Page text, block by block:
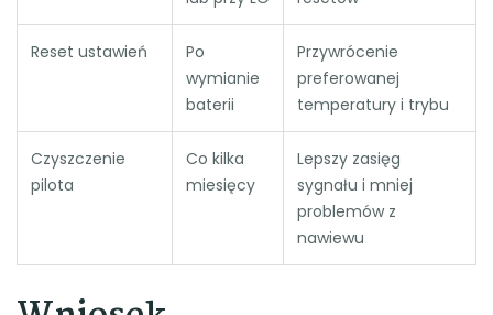
Reset ustawień
Po
wymianie
baterii
Przywrócenie
preferowanej
temperatury i trybu
Czyszczenie
pilota
Co kilka
miesięcy
Lepszy zasięg
sygnału i mniej
problemów z
nawiewu